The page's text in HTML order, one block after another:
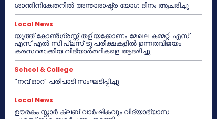
ശാന്തിനികേതനിൽ അന്താരാഷ്ട്ര യോഗ ദിനം ആചരിച്ചു
Local News
യൂത്ത് കോൺഗ്രസ്സ് തളിയക്കോണം മേഖല കമ്മറ്റി എസ്
എസ് എൽ സി പ്ലസ് ടു പരീക്ഷകളിൽ ഉന്നതവിജയം
കരസ്ഥമാക്കിയ വിദ്യാർത്ഥികളെ ആദരിച്ചു.
School & College
“നവ് ഓറ” പരിപാടി സംഘടിപ്പിച്ചു
Local News
ഊരകം സ്റ്റാർ ക്ലബ് വാർഷികവും വിദ്യാഭ്യാസ